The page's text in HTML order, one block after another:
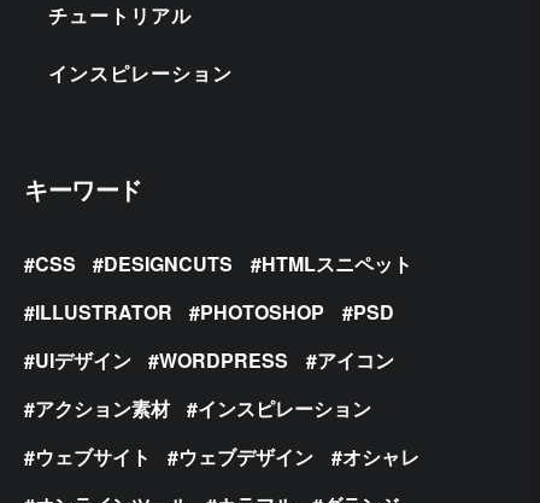
チュートリアル
インスピレーション
キーワード
CSS DESIGNCUTS
HTMLスニペット
ILLUSTRATOR
PHOTOSHOP
PSD
UIデザイン
WORDPRESS
アイコン
アクション素材
インスピレーション
ウェブサイト
ウェブデザイン
オシャレ